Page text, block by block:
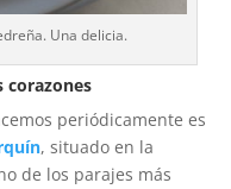
Una delicia.
corazones
periódicamente es
, situado en la
de los parajes más